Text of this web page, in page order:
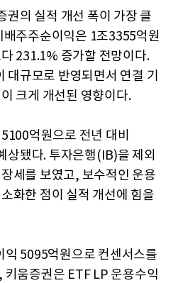
권의 실적 개선 폭이 가장 클
주주순이익은 1조3355억원
231.1% 증가할 전망이다.
규모로 반영되면서 연결 기
크게 개선된 영향이다.
억원으로 전년 대비
상됐다. 투자은행(IB)을 제외
세를 보였고, 보수적인 운용
화한 점이 실적 개선에 힘을
익 5095억원으로 컨센서스를
키움증권은 ETF LP 운용수익